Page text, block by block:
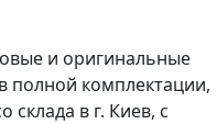
и оригинальные
полной комплектации,
склада в г. Киев, с